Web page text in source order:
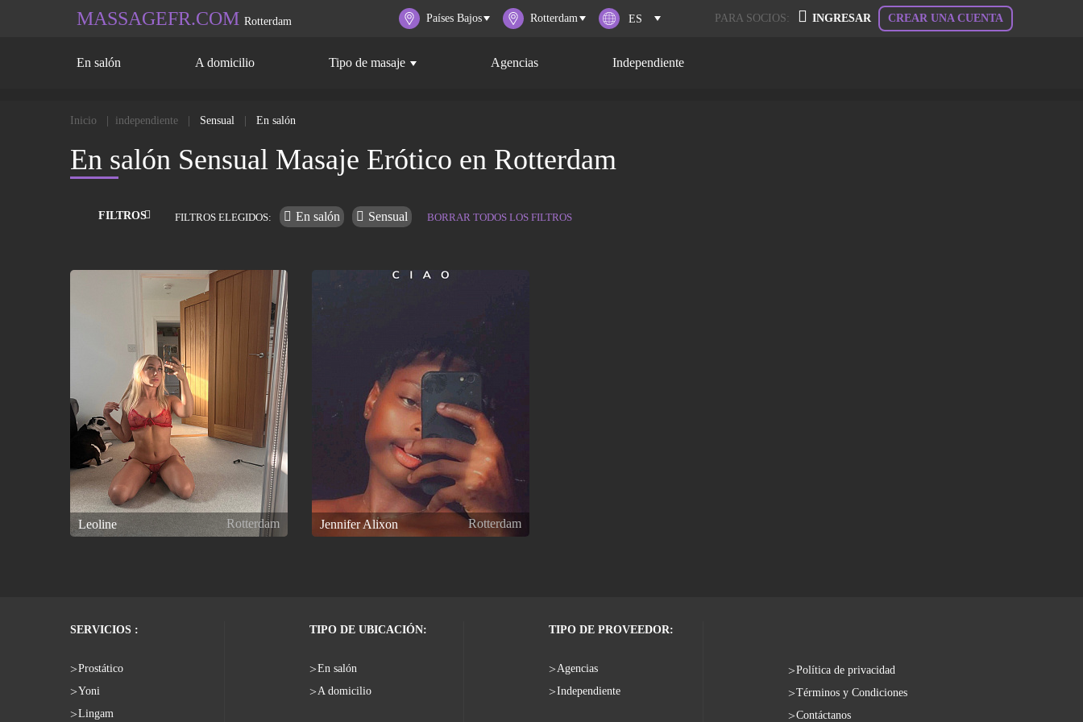
MASSAGEFR.COM Rotterdam Países Bajos Rotterdam PARA SOCIOS: INGRESAR CREAR UNA CUENTA
En salón A domicilio Tipo de masaje Agencias Independiente
Inicio independiente Sensual En salón
En salón Sensual Masaje Erótico en Rotterdam
FILTROS FILTROS ELEGIDOS: En salón Sensual BORRAR TODOS LOS FILTROS
Leoline Rotterdam Jennifer Alixon Rotterdam
SERVICIOS :
Prostático
Yoni
Lingam
TIPO DE UBICACIÓN:
En salón
A domicilio
TIPO DE PROVEEDOR:
Agencias
Independiente
Política de privacidad
Términos y Condiciones
Contáctanos